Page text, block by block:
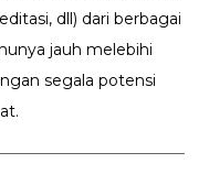
dll) dari berbagai
jauh melebihi
segala potensi